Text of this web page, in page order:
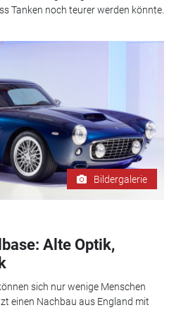
Tanken noch teurer werden könnte.
Bildergalerie
Alte Optik,
sich nur wenige Menschen
einen Nachbau aus England mit